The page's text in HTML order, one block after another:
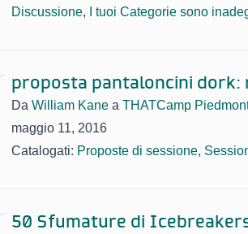
Discussione, I tuoi Categorie sono
proposta pantaloncini dork:
Da William Kane a THATCamp
maggio 11, 2016
Catalogati: Proposte di sessione,
50 Sfumature di